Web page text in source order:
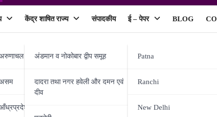
प्रदेश
केंद्र शाषित राज्य
अंडमान व नोकोबार द्वीप समूह
दादरा तथा नगर हवेली और दमन एवं
दीव
संपादकीय ई – पेपर
Patna
Ranchi
New Delhi
BLOG
आर.पी.एफ. ने हॉट स्प्रिंग्स,